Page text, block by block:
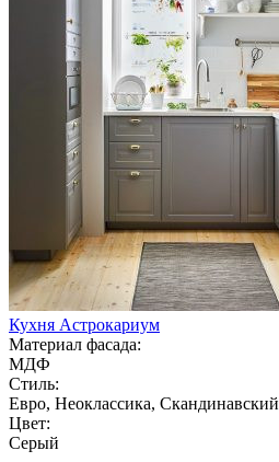
Кухня Астрокариум
Материал фасада:
МДФ
Стиль:
Евро, Неоклассика, Скандинавский
Цвет:
Серый